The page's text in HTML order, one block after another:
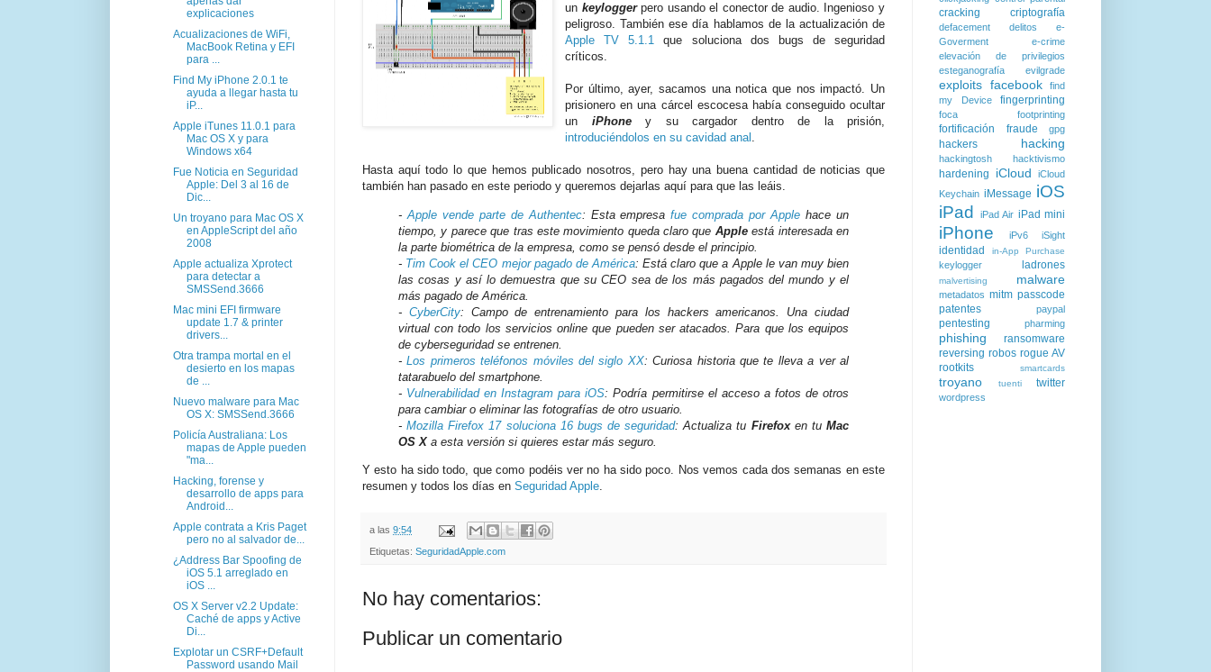
un keyloggerpero usando el conector de audio. Ingenioso y
peligroso. También ese día hablamos de la actualización de
Apple TV 5.1.1 que soluciona dos bugs de seguridad
críticos.
Por último, ayer, sacamos una notica que nos impactó. Un
prisionero en una cárcel escocesa había conseguido ocultar
un iPhoney su cargador dentro de la prisión,
introduciéndolos en su cavidad anal .
Hasta aquí todo lo que hemos publicado nosotros, pero hay una buena cantidad de noticias que
también han pasado en este periodo y queremos dejarlas aquí para que las leáis.
- Apple vende parte de Authentec: Esta empresafue comprada por Apple hace un
tiempo, y parece que tras este movimiento queda claro que Appleestá interesada en
la parte biométrica de la empresa, como se pensó desde el principio.
- Tim Cook el CEO mejor pagado de América: Está claro que a Apple le van muy bien
las cosas y así lo demuestra que su CEO sea de los más pagados del mundo y el
más pagado de América.
- CyberCity: Campo de entrenamiento para los hackers americanos. Una ciudad
virtual con todo los servicios online que pueden ser atacados. Para que los equipos
de cyberseguridad se entrenen.
-Los primeros teléfonos móviles del siglo XX: Curiosa historia que te lleva a ver al
tatarabuelo del smartphone.
- Vulnerabilidad en Instagram para iOS: Podría permitirse el acceso a fotos de otros
para cambiar o eliminar las fotografías de otro usuario.
-Mozilla Firefox 17 soluciona 16 bugs de seguridad: Actualiza tu Firefoxen tuMac
OS X a esta versión si quieres estar más seguro.
Y esto ha sido todo, que como podéis ver no ha sido poco. Nos vemos cada dos semanas en este
resumen y todos los días en Seguridad Apple
a las 9:54
Etiquetas: SeguridadApple.com
No hay comentarios:
Publicar un comentario
explicaciones
Acualizaciones de WiFi,
MacBook Retina y EFI
para ...
Find My iPhone 2.0.1 te
ayuda a llegar hasta tu
iP...
Apple iTunes 11.0.1 para
Mac OS X y para
Windows x64
Fue Noticia en Seguridad
Apple: Del 3 al 16 de
Dic...
Un troyano para Mac OS X
en AppleScript del año
2008
Apple actualiza Xprotect
para detectar a
SMSSend.3666
Mac mini EFI firmware
update 1.7 & printer
drivers...
Otra trampa mortal en el
desierto en los mapas
de ...
Nuevo malware para Mac
OS X: SMSSend.3666
Policía Australiana: Los
mapas de Apple pueden
"ma...
Hacking, forense y
desarrollo de apps para
Android...
Apple contrata a Kris Paget
pero no al salvador de...
¿Address Bar Spoofing de
iOS 5.1 arreglado en
iOS ...
OS X Server v2.2 Update:
Caché de apps y Active
Di...
Explotar un CSRF+Default
Password usando Mail
cracking criptografía
defacement delitos
e-
Goverment
e-crime
elevación de privilegios
esteganografía
evilgrade
exploits facebook
find
my Device
fingerprinting
foca footprinting
fortificación fraude gpg
hackers hacking
hackingtosh hacktivismo
hardening iCloud
iCloud
Keychain iMessage iOS
iPad
iPad Air iPad mini
iPhone iPv6 iSight
identidad in-App Purchase
keylogger ladrones
malvertising malware
metadatos mitm passcode
patentes
paypal
pentesting pharming
phishing
ransomware
reversing robos rogue AV
rootkits
smartcards
troyano tuenti twitter
wordpress